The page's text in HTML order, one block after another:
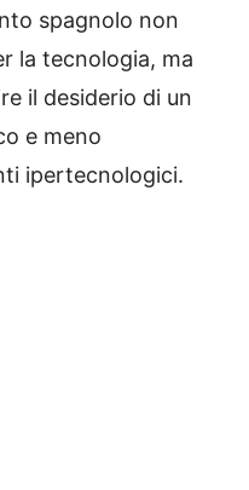
spagnolo non
la tecnologia, ma
il desiderio di un
e meno
ipertecnologici.